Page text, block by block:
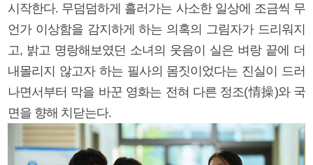
시작한다. 무덤덤하게 흘러가는 사소한 일상에 조금씩 무
언가 이상함을 감지하게 하는 의혹의 그림자가 드리워지
고, 밝고 명랑해보였던 소녀의 웃음이 실은 벼랑 끝에 더
내몰리지 않고자 하는 필사의 몸짓이었다는 진실이 드러
나면서부터 막을 바꾼 영화는 전혀 다른 정조(情操)와 국
면을 향해 치닫는다.